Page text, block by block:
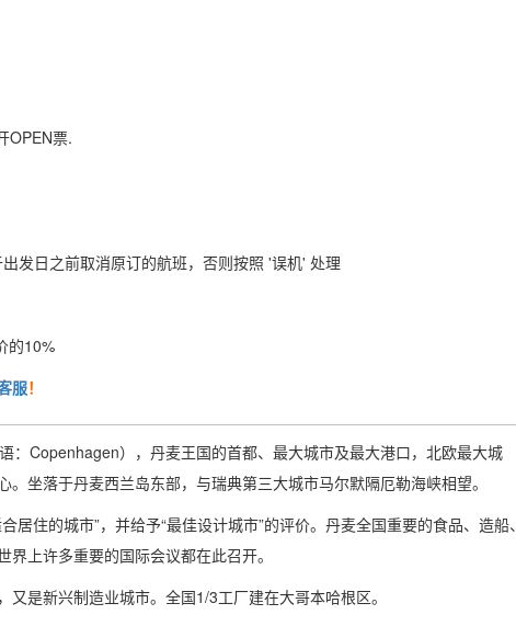
OPEN票.
发日之前取消原订的航班，否则按照 '误机' 处理
的10%
服！
：Copenhagen），丹麦王国的首都、最大城市及最大港口，北欧最大城
坐落于丹麦西兰岛东部，与瑞典第三大城市马尔默隔厄勒海峡相望。
居住的城市”，并给予“最佳设计城市”的评价。丹麦全国重要的食品、造船、
上许多重要的国际会议都在此召开。
是新兴制造业城市。全国1/3工厂建在大哥本哈根区。